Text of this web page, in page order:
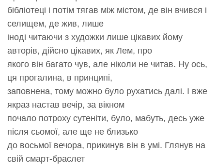
бібліотеці і потім тягав між містом, де він вчився і
селищем, де жив, лише
іноді читаючи з художки лише цікавих йому
авторів, дійсно цікавих, як Лем, про
якого він багато чув, але ніколи не читав. Ну ось,
ця прогалина, в принципі,
заповнена, тому можно було рухатись далі. І вже
якраз настав вечір, за вікном
почало потроху сутеніти, було, мабуть, десь уже
після сьомої, але ще не близько
до восьмої вечора, прикинув він в умі. Глянув на
свій смарт-браслет